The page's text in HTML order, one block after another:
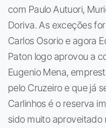
com Paulo Autuori,
Doriva. As exceções
Carlos Osorio e agora
Paton logo aprovou a
Eugenio Mena,
pelo Cruzeiro e que já
Carlinhos é o reserva
sido muito